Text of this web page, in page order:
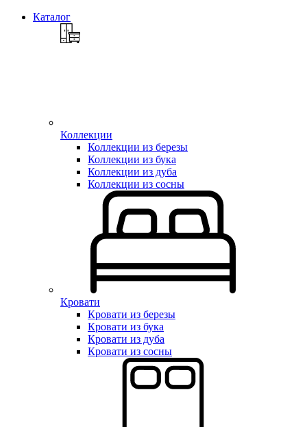
Каталог
Коллекции
Коллекции из березы
Коллекции из бука
Коллекции из дуба
Коллекции из сосны
Кровати
Кровати из березы
Кровати из бука
Кровати из дуба
Кровати из сосны